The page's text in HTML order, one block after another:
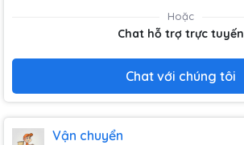
Hoặc
Chat hỗ trợ trực tuyến
Chat với chúng tôi
Vận chuyển